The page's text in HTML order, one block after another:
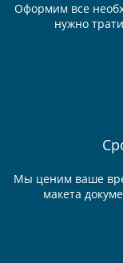
Оформим все
нужно
Мы ценим ваше
макета